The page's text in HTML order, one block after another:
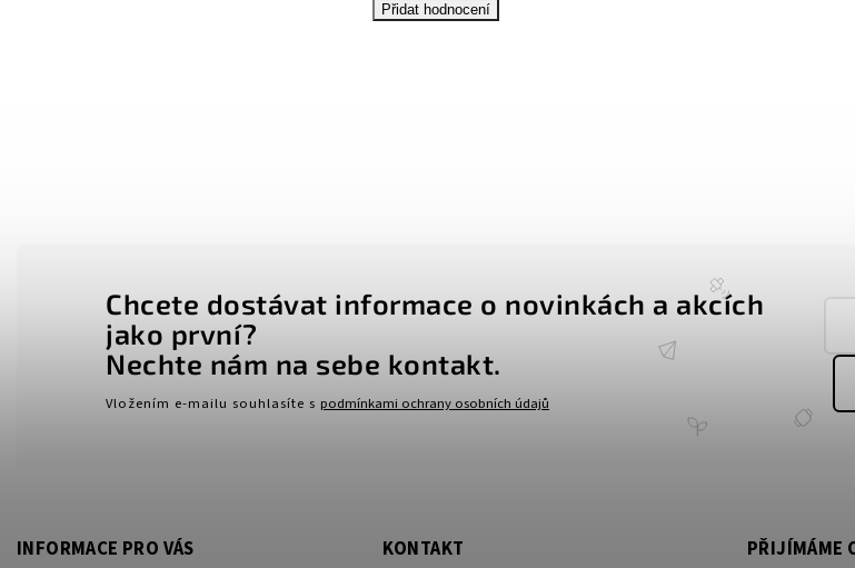
Přidat hodnocení
INFORMACE PRO VÁS KONTAKT PŘIJÍMÁME
Chcete dostávat informace o novinkách a akcích
jako první?
Nechte nám na sebe kontakt.
Vložením e-mailu souhlasíte s podmínkami ochrany osobních údajů